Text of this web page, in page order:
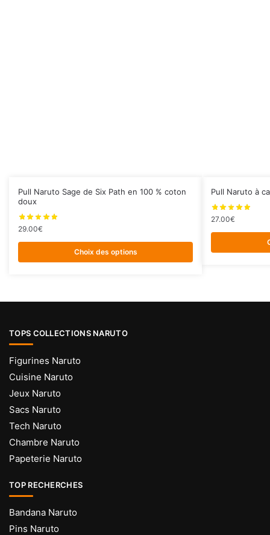
Pull Naruto Sage de Six Path en 100 % coton
doux
29.00€
Choix des options
Ce
produit
a
plusieurs
Les
sur
page
du
produit
Pull Naruto à
27.00€
Ce
produit
a
plusieurs
variations.
TOPS COLLECTIONS NARUTO
Figurines Naruto
Cuisine Naruto
Jeux Naruto
Sacs Naruto
Tech Naruto
Chambre Naruto
Papeterie Naruto
TOP RECHERCHES
Bandana Naruto
Pins Naruto